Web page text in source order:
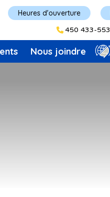
Heures d'ouverture
450 433-
Nous joindre